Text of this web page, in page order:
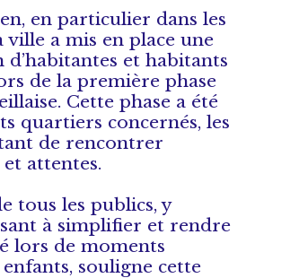
en particulier dans les
a mis en place une
et habitants
de la première phase
Cette phase a été
quartiers concernés, les
de rencontrer
attentes.
tous les publics, y
à simplifier et rendre
lors de moments
souligne cette